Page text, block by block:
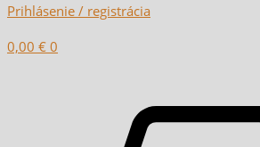
Prihlásenie / registrácia
0,00 € 0